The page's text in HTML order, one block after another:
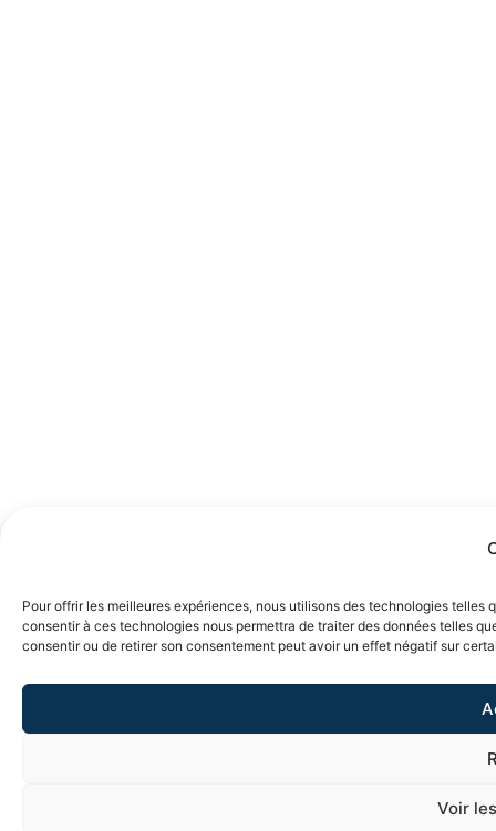
Pour offrir les meilleures expériences, nous utilisons des technologies
consentir à ces technologies nous permettra de traiter des données telles
consentir ou de retirer son consentement peut avoir un effet négatif sur
Voir